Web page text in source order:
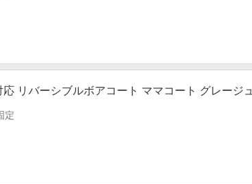
リバーシブルボアコート ママコート グレージュ
定